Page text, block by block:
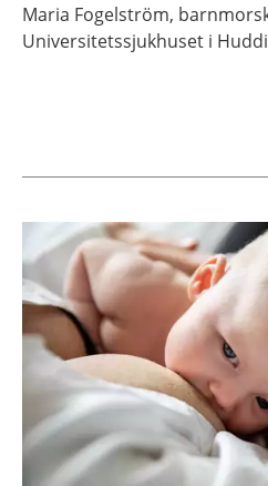
Maria Fogelström,
Universitetssjukhuset i
Aktuella artiklar